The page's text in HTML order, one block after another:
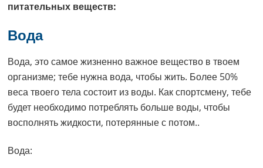
питательных веществ:
Вода
Вода, это самое жизненно важное вещество в твоем
организме; тебе нужна вода, чтобы жить. Более 50%
веса твоего тела состоит из воды. Как спортсмену, тебе
будет необходимо потреблять больше воды, чтобы
восполнять жидкости, потерянные с потом..
Вода: